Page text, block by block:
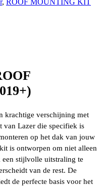
krachtige verschijning met
Lazer die specifiek is
op het dak van jouw
is ontworpen om niet alleen
stijlvolle uitstraling te
van de rest. De
de perfecte basis voor het